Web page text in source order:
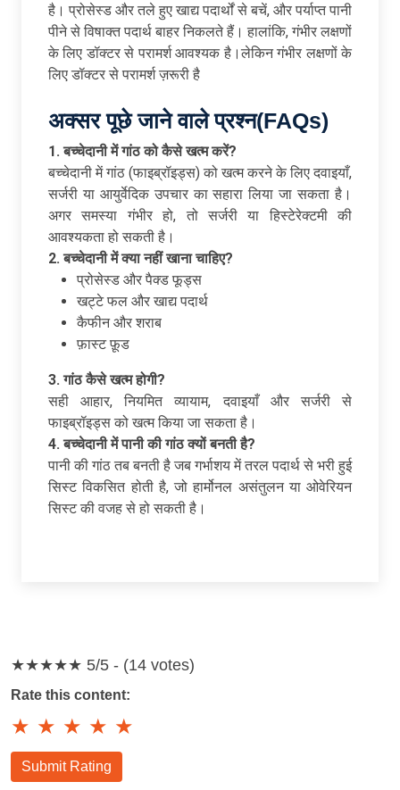
है। प्रोसेस्ड और तले हुए खाद्य पदार्थों से बचें, और पर्याप्त पानी
पीने से विषाक्त पदार्थ बाहर निकलते हैं। हालांकि, गंभीर लक्षणों
के लिए डॉक्टर से परामर्श आवश्यक है।लेकिन गंभीर लक्षणों के
लिए डॉक्टर से परामर्श ज़रूरी है
अक्सरपूछेजानेवालेप्रश्न(FAQs)
1.बच्चेदानीमेंगांठकोकैसेखत्मकरें?
बच्चेदानी में गांठ (फाइब्रॉइड्स) को खत्म करने के लिए दवाइयाँ,
सर्जरी या आयुर्वेदिक उपचार का सहारा लिया जा सकता है।
अगर समस्या गंभीर हो, तो सर्जरी या हिस्टेरेक्टमी की
आवश्यकता हो सकती है।
2.बच्चेदानीमेंक्यानहींखानाचाहिए?
प्रोसेस्ड और पैक्ड फूड्स
खट्टे फल और खाद्य पदार्थ
कैफीन और शराब
फ़ास्ट फ़ूड
3.गांठकैसेखत्महोगी?
सही आहार, नियमित व्यायाम, दवाइयाँ और सर्जरी से
फाइब्रॉइड्स को खत्म किया जा सकता है।
4.बच्चेदानीमेंपानीकीगांठक्योंबनतीहै?
पानी की गांठ तब बनती है जब गर्भाशय में तरल पदार्थ से भरी हुई
सिस्ट विकसित होती है, जो हार्मोनल असंतुलन या ओवेरियन
सिस्ट की वजह से हो सकती है।
★★★★★ 5/5 - (14 votes)
Rate this content:
★ ★ ★ ★ ★
Submit Rating